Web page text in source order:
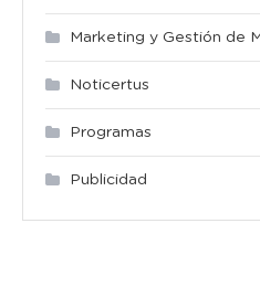
Marketing y Gestión de
Noticertus
Programas
Publicidad